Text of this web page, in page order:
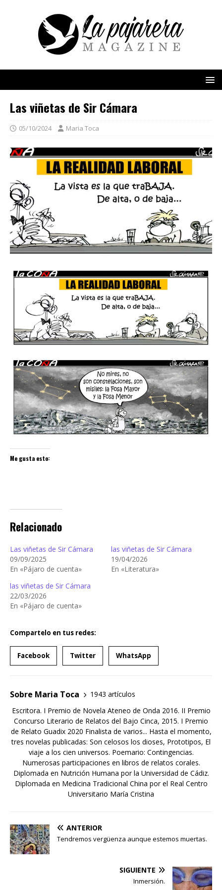
Las viñetas de Sir Cámara
05/10/2024 Maria Toca
Me gusta esto:
Relacionado
Las viñetas de Sir Cámara
09/09/2025
En «Pájaro de cuenta»
las viñetas de Sir Cámara
19/04/2026
En «Literatura»
las viñetas de Sir Cámara
22/03/2026
En «Pájaro de cuenta»
Compartelo en tus redes:
Facebook Twitter WhatsApp
Sobre Maria Toca
1943 artículos
Escritora. I Premio de Novela Ateneo de Onda 2016. II Premio
Concurso Literario de Relatos del Bajo Cinca, 2015. I Premio
de Relato Guadix 2020 Finalista de varios... Hasta el momento,
tres novelas publicadas: Son celosos los dioses, Prototipos, El
viaje a los cien universos. Poemario: Contingencias.
Numerosas participaciones en libros de relatos corales.
Diplomada en Nutrición Humana por la Universidad de Cádiz.
Diplomada en Medicina Tradicional China por el Real Centro
Universitario María Cristina
ANTERIOR
Tendremos vergüenza aunque estemos muertas.
SIGUIENTE
Inmersión.